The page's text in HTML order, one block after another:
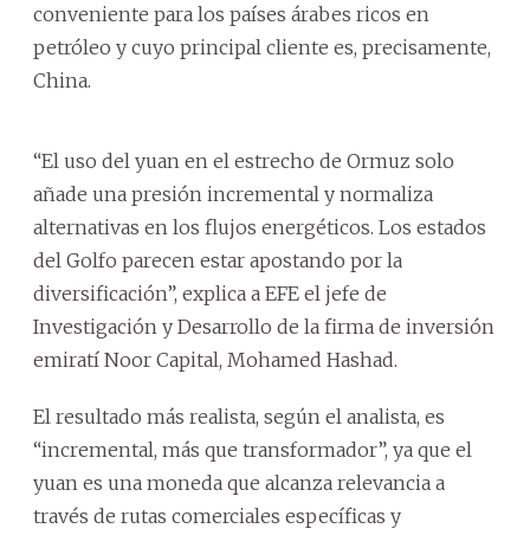
conveniente para los países árabes ricos en
petróleo y cuyo principal cliente es, precisamente,
China.
“El uso del yuan en el estrecho de Ormuz solo
añade una presión incremental y normaliza
alternativas en los flujos energéticos. Los estados
del Golfo parecen estar apostando por la
diversificación”, explica a EFE el jefe de
Investigación y Desarrollo de la firma de inversión
emiratí Noor Capital, Mohamed Hashad.
El resultado más realista, según el analista, es
“incremental, más que transformador”, ya que el
yuan es una moneda que alcanza relevancia a
través de rutas comerciales específicas y